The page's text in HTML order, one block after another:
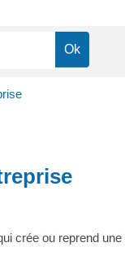
crée ou reprend